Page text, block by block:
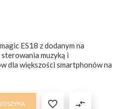
ES18 z dodanym na
muzyką i
dla większości smartphonów na
 compare_arrows